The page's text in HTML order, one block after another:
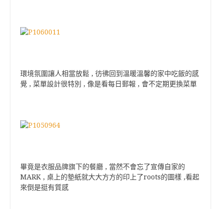
環境氛圍讓人相當放鬆 , 彷彿回到溫暖溫馨的家中吃飯的感
覺 , 菜單設計很特別 , 像是看每日郵報 , 會不定期更換菜單
畢竟是衣服品牌旗下的餐廳 , 當然不會忘了宣傳自家的
MARK , 桌上的墊紙就大大方方的印上了roots的圖樣 ,看起
來倒是挺有質感